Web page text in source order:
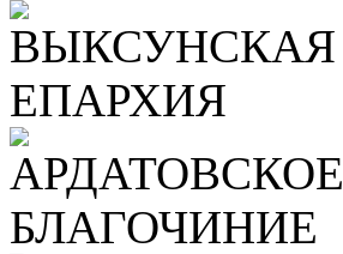
ВЫКСУНСКАЯ
ЕПАРХИЯ
АРДАТОВСКОЕ
БЛАГОЧИНИЕ